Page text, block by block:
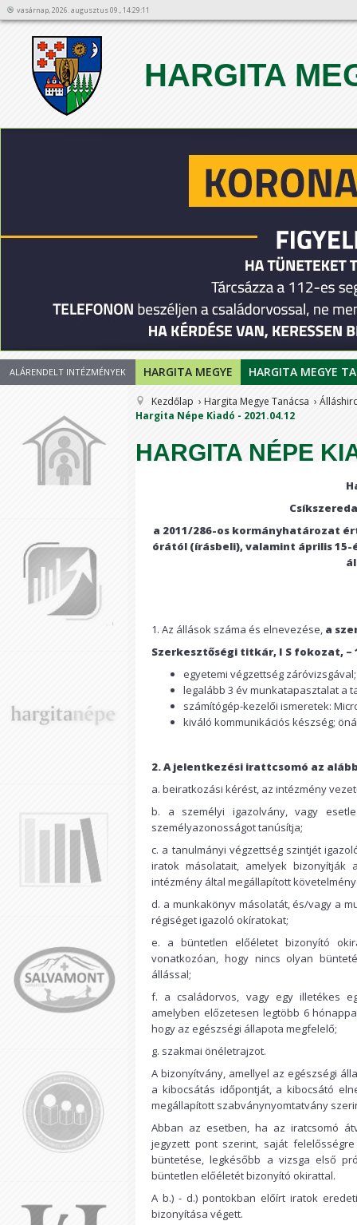
vasárnap, 2026. augusztus 09., 14:29:11
HARGITA
12
ALÁRENDELT INTÉZMÉNYEK HARGITA MEGYE HARGITA MEGYE
Kezdőlap Hargita Megye Tanácsa
Hargita Népe Kiadó - 2021.04.12
HARGITA NÉPE
a 2011/286-os kormányhatározat
órától (írásbeli), valamint április
1. Az állások száma és elnevezése, a
Szerkesztőségi titkár, I S fokozat, –
egyetemi végzettség záróvizsgával;
legalább 3 év munkatapasztalat a
számítógép-kezelői ismeretek:
kiváló kommunikációs készség;
2. A jelentkezési irattcsomó az
a. beiratkozási kérést, az intézmény
b. a személyi igazolvány, vagy
személyazonosságot tanúsítja;
c. a tanulmányi végzettség szintjét
iratok másolatait, amelyek bizonyítják
intézmény által megállapított
d. a munkakönyv másolatát, és/vagy a
régiséget igazoló okíratokat;
e. a büntetlen előéletet bizonyító
vonatkozóan, hogy nincs olyan
állással;
f. a családorvos, vagy egy illetékes
amelyben előzetesen legtöbb 6
hogy az egészségi állapota megfelelő;
g. szakmai önéletrajzot.
A bizonyítvány, amellyel az egészségi
a kibocsátás időpontját, a kibocsátó
megállapított szabványnyomtatvány
Abban az esetben, ha az iratcsomó
jegyzett pont szerint, saját
büntetése, legkésőbb a vizsga első
büntetlen előéletét bizonyító okirattal.
A b.) - d.) pontokban előírt iratok
bizonyítása végett.